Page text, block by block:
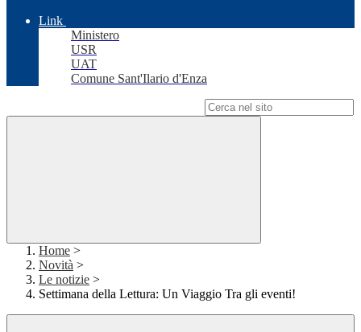
Link
Ministero
USR
UAT
Comune Sant'Ilario d'Enza
Home >
Novità >
Le notizie >
Settimana della Lettura: Un Viaggio Tra gli eventi!